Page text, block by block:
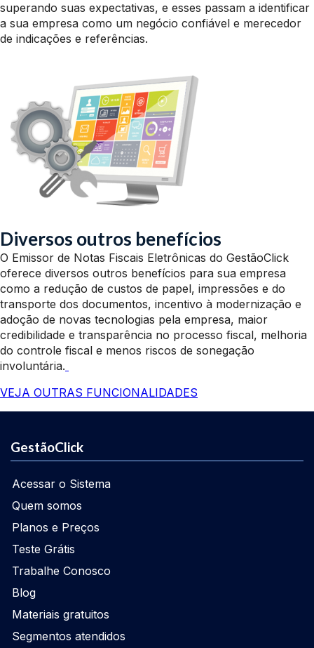
superando suas expectativas, e esses passam a identificar
a sua empresa como um negócio confiável e merecedor
de indicações e referências.
Diversos outros benefícios
O Emissor de Notas Fiscais Eletrônicas do GestãoClick
oferece diversos outros benefícios para sua empresa
como a redução de custos de papel, impressões e do
transporte dos documentos, incentivo à modernização e
adoção de novas tecnologias pela empresa, maior
credibilidade e transparência no processo fiscal, melhoria
do controle fiscal e menos riscos de sonegação
involuntária.
VEJA OUTRAS FUNCIONALIDADES
GestãoClick
Acessar o Sistema
Quem somos
Planos e Preços
Teste Grátis
Trabalhe Conosco
Blog
Materiais gratuitos
Segmentos atendidos